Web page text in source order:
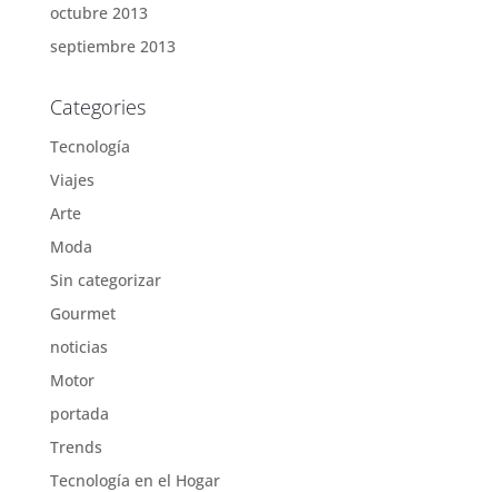
octubre 2013
septiembre 2013
Categories
Tecnología
Viajes
Arte
Moda
Sin categorizar
Gourmet
noticias
Motor
portada
Trends
Tecnología en el Hogar